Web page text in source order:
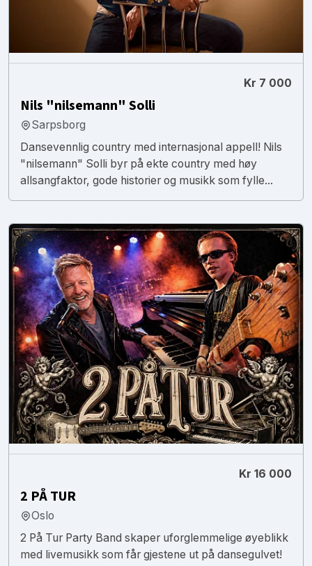
Kr 7 000
Nils "nilsemann" Solli
Sarpsborg
Dansevennlig country med internasjonal appell! Nils
"nilsemann" Solli byr på ekte country med høy
allsangfaktor, gode historier og musikk som fylle...
Kr 16 000
2 PÅ TUR
Oslo
2 På Tur Party Band skaper uforglemmelige øyeblikk
med livemusikk som får gjestene ut på dansegulvet!